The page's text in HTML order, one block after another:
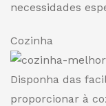
necessidades
Cozinha
Disponha das
proporcionar à